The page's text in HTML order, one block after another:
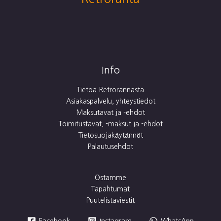
Info
Tietoa Retrorannasta
Asiakaspalvelu, yhteystiedot
Maksutavat ja -ehdot
Toimitustavat, -maksut ja -ehdot
Tietosuojakäytännöt
Palautusehdot
Ostamme
Tapahtumat
Puutelistaviestit